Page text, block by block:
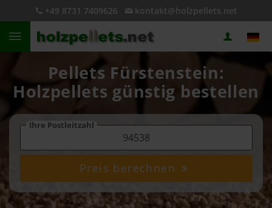
+49 8731 7409626 kontakt@holzpellets.net
Pellets Fürstenstein:
Holzpellets günstig bestellen
Ihre Postleitzahl
Preis berechnen